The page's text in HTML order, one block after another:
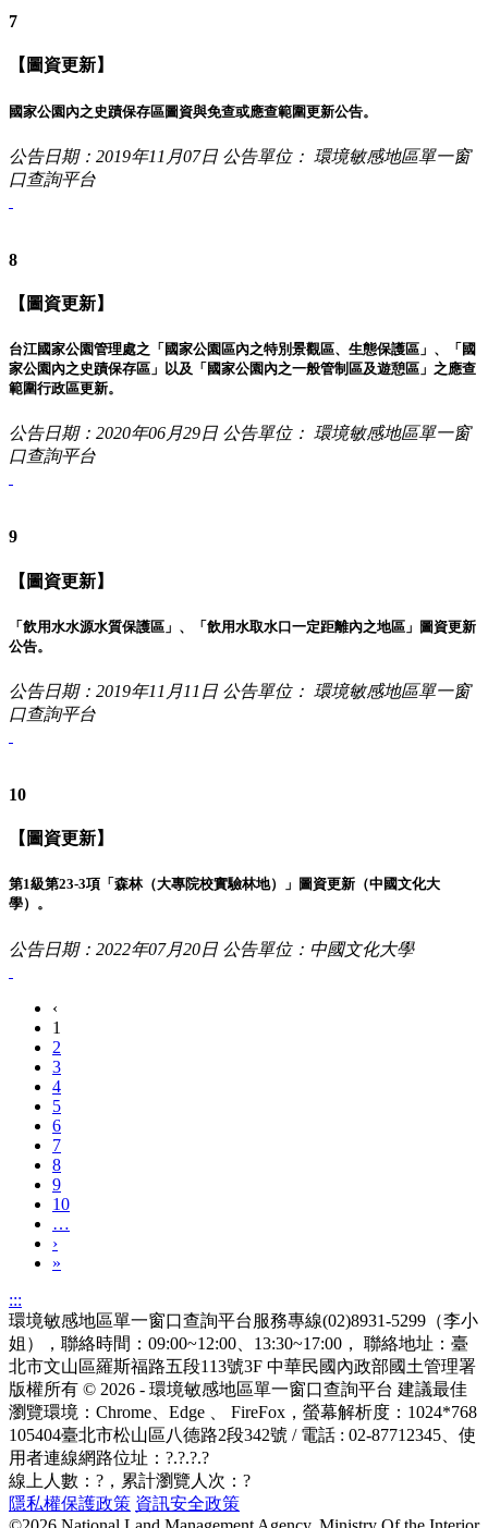
7
【圖資更新】
國家公園內之史蹟保存區圖資與免查或應查範圍更新公告。
公告日期：2019年11月07日 公告單位： 環境敏感地區單一窗
口查詢平台
8
【圖資更新】
台江國家公園管理處之「國家公園區內之特別景觀區、生態保護區」、「國
家公園內之史蹟保存區」以及「國家公園內之一般管制區及遊憩區」之應查
範圍行政區更新。
公告日期：2020年06月29日 公告單位： 環境敏感地區單一窗
口查詢平台
9
【圖資更新】
「飲用水水源水質保護區」、「飲用水取水口一定距離內之地區」圖資更新
公告。
公告日期：2019年11月11日 公告單位： 環境敏感地區單一窗
口查詢平台
10
【圖資更新】
第1級第23-3項「森林（大專院校實驗林地）」圖資更新（中國文化大
學）。
公告日期：2022年07月20日 公告單位：中國文化大學
‹
1
2
3
4
5
6
7
8
9
10
…
›
»
:::
環境敏感地區單一窗口查詢平台服務專線(02)8931-5299（李小
姐），聯絡時間：09:00~12:00、13:30~17:00， 聯絡地址：臺
北市文山區羅斯福路五段113號3F 中華民國內政部國土管理署
版權所有 © 2026 - 環境敏感地區單一窗口查詢平台 建議最佳
瀏覽環境：Chrome、Edge 、 FireFox，螢幕解析度：1024*768
105404臺北市松山區八德路2段342號 / 電話 : 02-87712345 、使
用者連線網路位址：?.?.?.?
線上人數： ? ，累計瀏覽人次： ?
隱私權保護政策 資訊安全政策